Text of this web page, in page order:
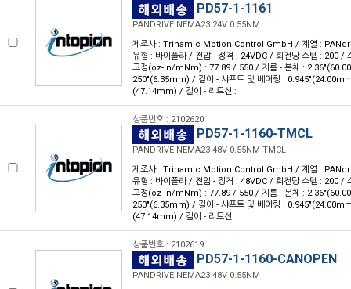
PD57-1-1161
PANDRIVE NEMA23 24V 0.55NM
제조사 : Trinamic Motion Control GmbH / 계열 :
유형 : 바이폴라 / 전압 - 정격 : 24VDC / 회전당 스텝 : 200 /
고정(oz-in/mNm) : 77.89 / 550 / 지름 - 본체 :
250"(6.35mm) / 길이 - 샤프트 및 베어링 :
(47.14mm) / 길이 - 리드선 :
상품번호 : 2102620
PD57-1-1160-TMCL
PANDRIVE NEMA23 48V 0.55NM TMCL
제조사 : Trinamic Motion Control GmbH / 계열 :
유형 : 바이폴라 / 전압 - 정격 : 48VDC / 회전당 스텝 : 200 /
고정(oz-in/mNm) : 77.89 / 550 / 지름 - 본체 :
250"(6.35mm) / 길이 - 샤프트 및 베어링 :
(47.14mm) / 길이 - 리드선 :
상품번호 : 2102619
PD57-1-1160-CANOPEN
PANDRIVE NEMA23 48V 0.55NM